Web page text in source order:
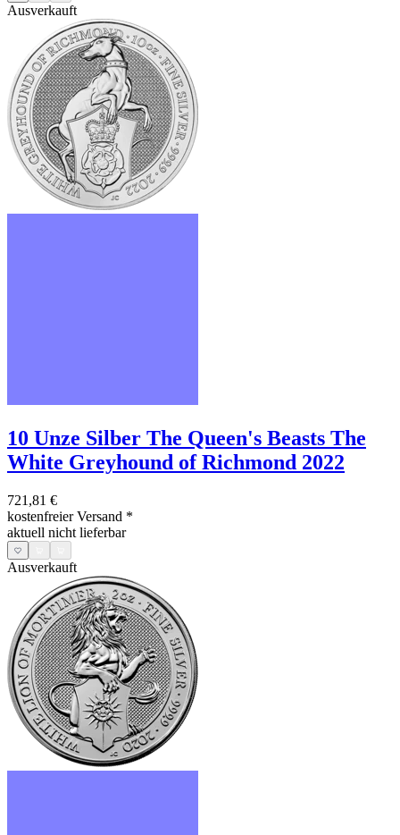
Ausverkauft
10 Unze Silber The Queen's Beasts The
White Greyhound of Richmond 2022
721,81 €
kostenfreier Versand *
aktuell nicht lieferbar
Ausverkauft